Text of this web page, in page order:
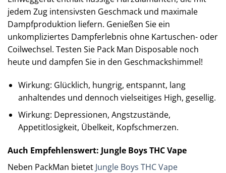
jedem Zug intensivsten Geschmack und maximale
Dampfproduktion liefern. Genießen Sie ein
unkompliziertes Dampferlebnis ohne Kartuschen- oder
Coilwechsel. Testen Sie Pack Man Disposable noch
heute und dampfen Sie in den Geschmackshimmel!
Wirkung: Glücklich, hungrig, entspannt, lang
anhaltendes und dennoch vielseitiges High, gesellig.
Wirkung: Depressionen, Angstzustände,
Appetitlosigkeit, Übelkeit, Kopfschmerzen.
Auch Empfehlenswert: Jungle Boys THC Vape
Neben PackMan bietet Jungle Boys THC Vape